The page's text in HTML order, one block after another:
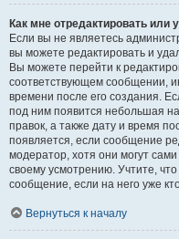
Как мне отредактировать или
Если вы не являетесь
вы можете редактировать и
Вы можете перейти к
соответствующем сообщении,
времени после его создания.
под ним появится небольшая
правок, а также дату и время
появляется, если сообщение
модератор, хотя они могут
своему усмотрению. Учтите,
сообщение, если на него уже
Вернуться к началу